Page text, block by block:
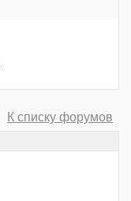
К списку форумов